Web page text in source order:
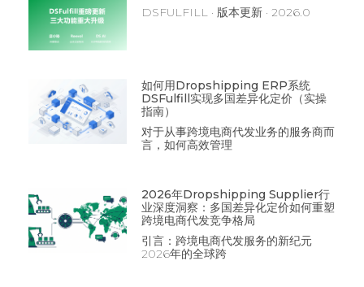
DSFULFILL · 版本更新 · 2026.0
如何用Dropshipping ERP系统
DSFulfill实现多国差异化定价（实操
指南）
对于从事跨境电商代发业务的服务商而
言，如何高效管理
2026年Dropshipping Supplier行
业深度洞察：多国差异化定价如何重塑
跨境电商代发竞争格局
引言：跨境电商代发服务的新纪元
2026年的全球跨